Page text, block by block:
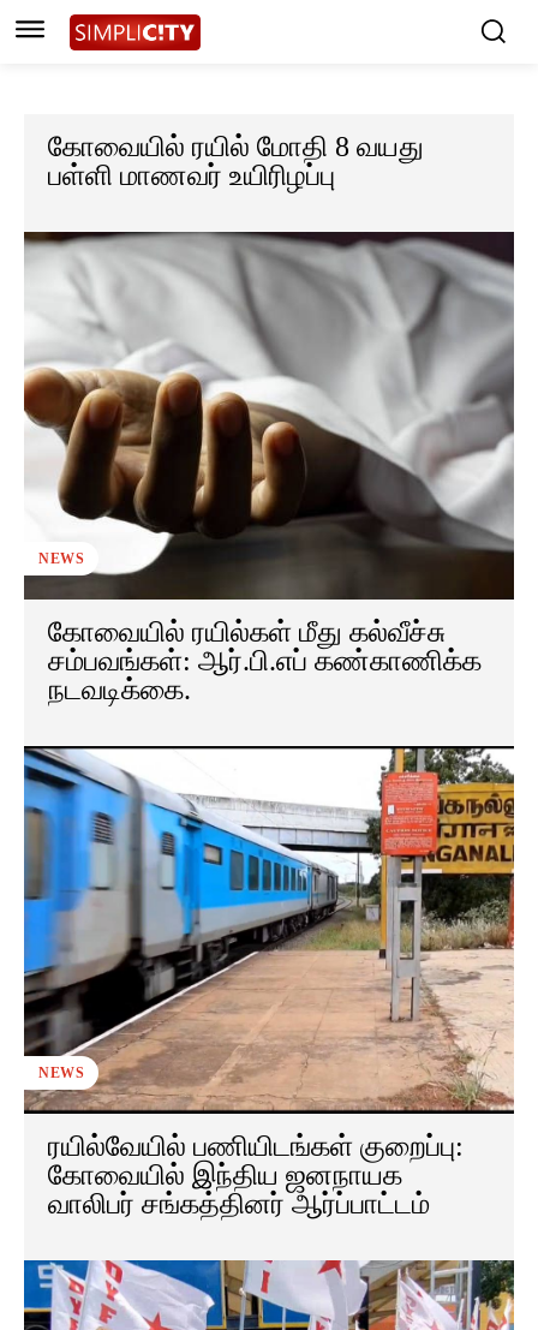
கோவையில் ரயில் மோதி 8 வயது
பள்ளி மாணவர் உயிரிழப்பு
NEWS
கோவையில் ரயில்கள் மீது கல்வீச்சு
சம்பவங்கள்: ஆர்.பி.எப் கண்காணிக்க
நடவடிக்கை.
NEWS
ரயில்வேயில் பணியிடங்கள் குறைப்பு:
கோவையில் இந்திய ஜனநாயக
வாலிபர் சங்கத்தினர் ஆர்ப்பாட்டம்